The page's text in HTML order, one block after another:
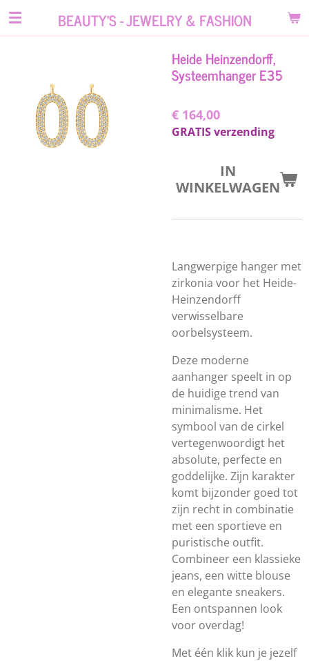
Ga
BEAUTY'S - JEWELRY & FASHION
Heide Heinzendorff,
Systeemhanger E35
€ 164,00
GRATIS verzending
IN
WINKELWAGEN
Langwerpige hanger met
zirkonia voor het Heide-
Heinzendorff
verwisselbare
oorbelsysteem.
Deze moderne
aanhanger speelt in op
de huidige trend van
minimalisme. Het
symbool van de cirkel
vertegenwoordigt het
absolute, perfecte en
goddelijke. Zijn karakter
komt bijzonder goed tot
zijn recht in combinatie
met een sportieve en
puristische outfit.
Combineer een klassieke
jeans, een witte blouse
en elegante sneakers.
Een ontspannen look
voor overdag!
Met één klik kun je jezelf